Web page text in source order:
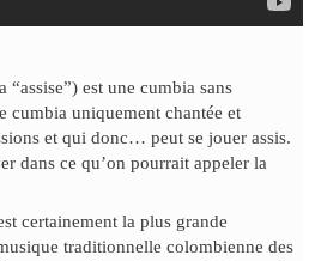
“assise”) est une cumbia sans
cumbia uniquement chantée et
et qui donc… peut se jouer assis.
dans ce qu’on pourrait appeler la
certainement la plus grande
traditionnelle colombienne des